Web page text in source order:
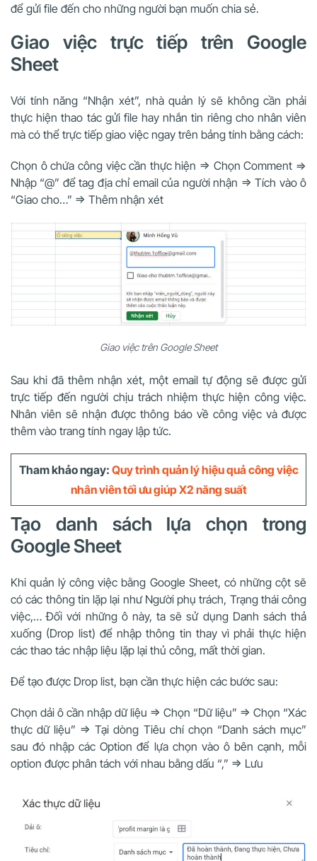
để gửi file đến cho những người bạn muốn chia sẻ.
Giao việc trực tiếp trên Google
Sheet
Với tính năng “Nhận xét”, nhà quản lý sẽ không cần phải
thực hiện thao tác gửi file hay nhắn tin riêng cho nhân viên
mà có thể trực tiếp giao việc ngay trên bảng tính bằng cách:
Chọn ô chứa công việc cần thực hiện => Chọn Comment =>
Nhập “@” để tag địa chỉ email của người nhận => Tích vào ô
“Giao cho…” => Thêm nhận xét
Giao việc trên Google Sheet
Sau khi đã thêm nhận xét, một email tự động sẽ được gửi
trực tiếp đến người chịu trách nhiệm thực hiện công việc.
Nhân viên sẽ nhận được thông báo về công việc và được
thêm vào trang tính ngay lập tức.
Tham khảo ngay: Quy trình quản lý hiệu quả công việc
nhân viên tối ưu giúp X2 năng suất
Tạo danh sách lựa chọn trong
Google Sheet
Khi quản lý công việc bằng Google Sheet, có những cột sẽ
có các thông tin lặp lại như Người phụ trách, Trạng thái công
việc,… Đối với những ô này, ta sẽ sử dụng Danh sách thả
xuống (Drop list) để nhập thông tin thay vì phải thực hiện
các thao tác nhập liệu lặp lại thủ công, mất thời gian.
Để tạo được Drop list, bạn cần thực hiện các bước sau:
Chọn dải ô cần nhập dữ liệu => Chọn “Dữ liệu” => Chọn “Xác
thực dữ liệu” => Tại dòng Tiêu chí chọn “Danh sách mục”
sau đó nhập các Option để lựa chọn vào ô bên cạnh, mỗi
option được phân tách với nhau bằng dấu “,” => Lưu